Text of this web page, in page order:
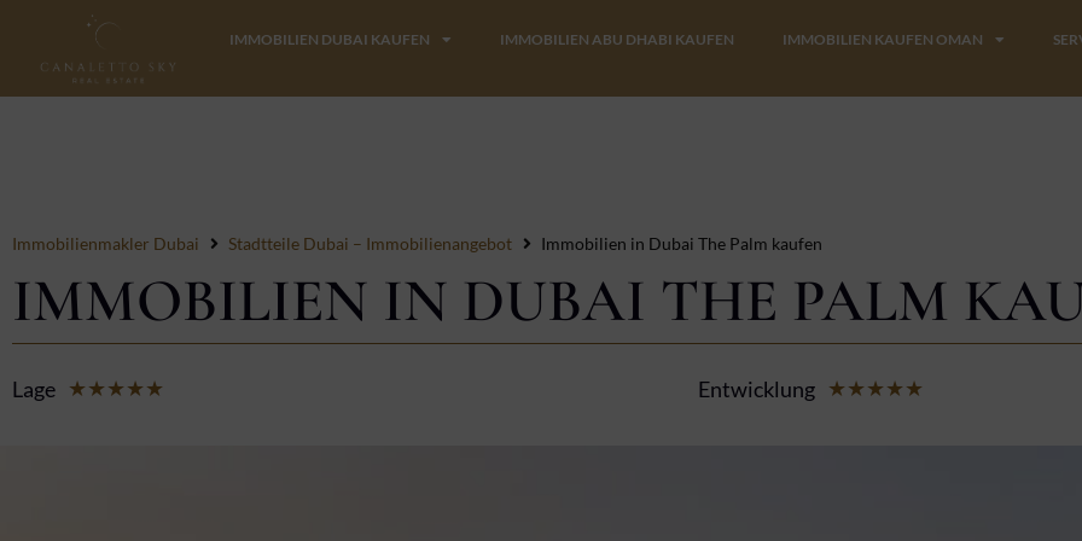
springen
IMMOBILIEN DUBAI KAUFEN IMMOBILIEN ABU DHABI KAUFEN IMMOBILIEN KAUFEN OMAN
Immobilienmakler Dubai Stadtteile Dubai – Immobilienangebot Immobilien in Dubai The Palm kaufen
IMMOBILIEN IN DUBAI THE PALM
Lage ★ ★ ★ ★ ★ Entwicklung ★ ★ ★ ★ ★